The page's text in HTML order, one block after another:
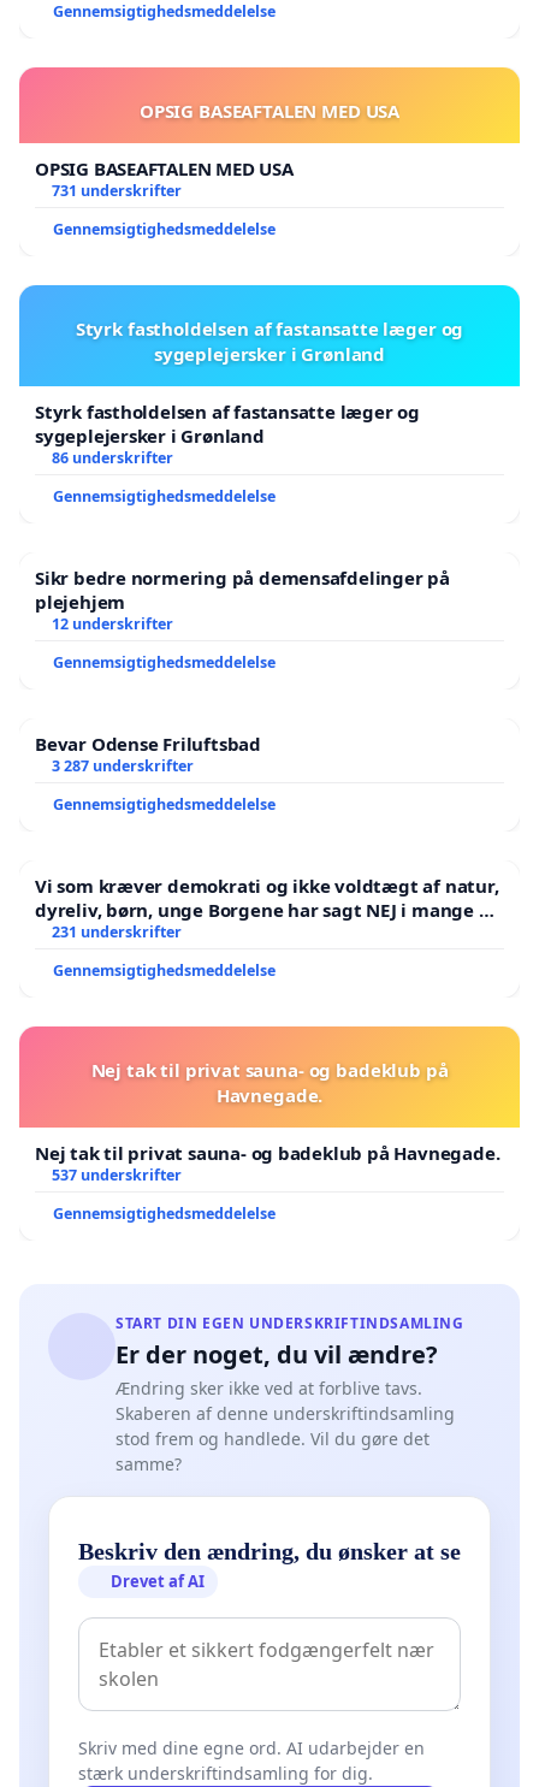
Gennemsigtighedsmeddelelse
OPSIG BASEAFTALEN MED USA
OPSIG BASEAFTALEN MED USA
731 underskrifter
Gennemsigtighedsmeddelelse
Styrk fastholdelsen af fastansatte læger og
sygeplejersker i Grønland
Styrk fastholdelsen af fastansatte læger og
sygeplejersker i Grønland
86 underskrifter
Gennemsigtighedsmeddelelse
Sikr bedre normering på demensafdelinger på
plejehjem
12 underskrifter
Gennemsigtighedsmeddelelse
Bevar Odense Friluftsbad
3 287 underskrifter
Gennemsigtighedsmeddelelse
Vi som kræver demokrati og ikke voldtægt af natur,
dyreliv, børn, unge Borgene har sagt NEJ i mange år.
Der er
231 underskrifter
Gennemsigtighedsmeddelelse
Nej tak til privat sauna- og badeklub på
Havnegade.
Nej tak til privat sauna- og badeklub på Havnegade.
537 underskrifter
Gennemsigtighedsmeddelelse
START DIN EGEN UNDERSKRIFTINDSAMLING
Er der noget, du vil ændre?
Ændring sker ikke ved at forblive tavs.
Skaberen af denne underskriftindsamling
stod frem og handlede. Vil du gøre det
samme?
Beskriv den ændring, du ønsker at se
Drevet af AI
Skriv med dine egne ord. AI udarbejder en
stærk underskriftindsamling for dig.